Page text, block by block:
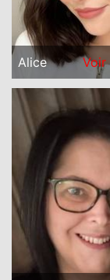
Alice Voir